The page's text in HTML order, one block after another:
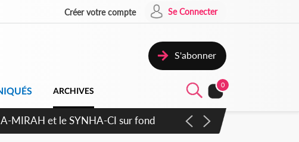
Créer votre compte Se Connecter
S'abonner
ARCHIVES
0
démocratique plus apaisé